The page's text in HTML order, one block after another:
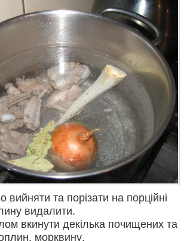
вийняти та порізати на порційні
видалити.
вкинути декілька почищених та
морквину.